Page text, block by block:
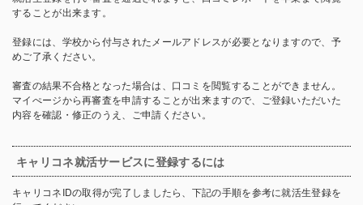
することが出来ます。
登録には、学校から付与されたメールアドレスが必要となりますので、予
めご了承ください。
審査の結果不合格となった場合は、口コミを閲覧することができません。
マイぺージから再審査を申請することが出来ますので、ご登録いただいた
内容を確認・修正のうえ、ご申請ください。
キャリコネ就活サービスに登録するには
キャリコネIDの取得が完了しましたら、下記の手順を参考に就活生登録を